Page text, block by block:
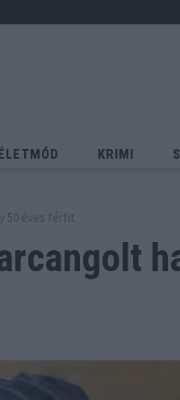
KRIMI
50 éves férfit